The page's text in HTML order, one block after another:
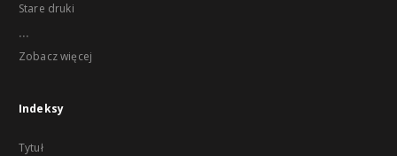
Stare druki
...
Zobacz więcej
Indeksy
Tytuł